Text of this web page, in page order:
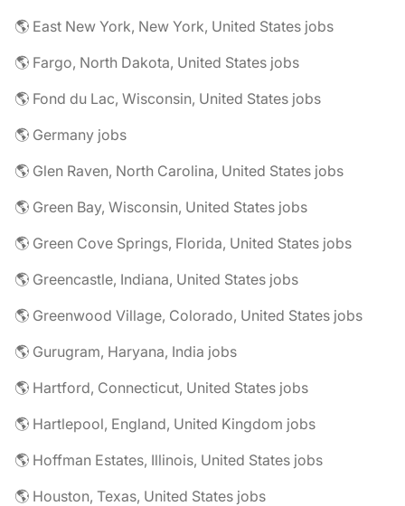
🌎 East New York, New York, United States jobs
🌎 Fargo, North Dakota, United States jobs
🌎 Fond du Lac, Wisconsin, United States jobs
🌎 Germany jobs
🌎 Glen Raven, North Carolina, United States jobs
🌎 Green Bay, Wisconsin, United States jobs
🌎 Green Cove Springs, Florida, United States jobs
🌎 Greencastle, Indiana, United States jobs
🌎 Greenwood Village, Colorado, United States jobs
🌎 Gurugram, Haryana, India jobs
🌎 Hartford, Connecticut, United States jobs
🌎 Hartlepool, England, United Kingdom jobs
🌎 Hoffman Estates, Illinois, United States jobs
🌎 Houston, Texas, United States jobs